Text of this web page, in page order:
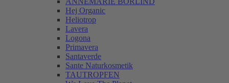
Hej Organic
Heliotrop
Lavera
Logona
Primavera
Santaverde
Sante Naturkosmetik
TAUTROPFEN